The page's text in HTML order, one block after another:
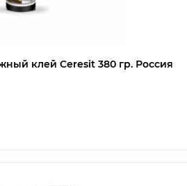
клей Ceresit 380 гр. Россия